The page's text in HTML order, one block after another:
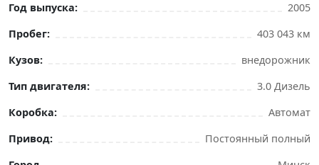
Год выпуска:
2005
Пробег:
403 043 км
Кузов:
внедорожник
Тип двигателя:
3.0 Дизель
Коробка:
Автомат
Привод:
Постоянный полный